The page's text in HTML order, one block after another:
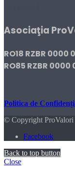
Asociaţia
RO18 RZBR 0000
RO85 RZBR 0000
Politica de
© Copyright ProValori
Facebook
Back to top button
Close